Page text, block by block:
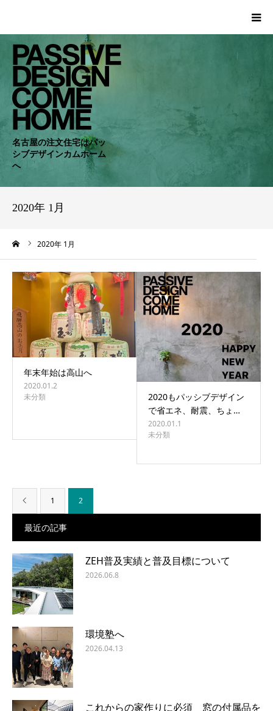
名古屋の注文住宅はパッ
シブデザインカムホーム
へ
2020年 1月
2020年 1月
年末年始は高山へ
2020.01.2
未分類
2020もパッシブデザイン
で省エネ、耐震、ちょ…
2020.01.1
未分類
1 2
最近の記事
ZEH普及実績と普及目標について
2026.06.8
環境塾へ
2026.04.13
これからの家作りに必須 窓の付属品を
HOME
WORKS
COMPANY
CONCEPT
NEWS
CONTACT